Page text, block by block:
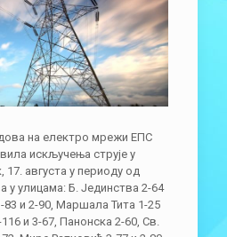
на електро мрежи ЕПС
искључења струје у
августа у периоду од
у улицама: Б. Јединства 2-64
83 и 2-90, Маршала Тита 1-25
и 3-67, Панонска 2-60, Св.